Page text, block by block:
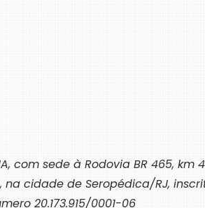
com sede à Rodovia BR 465,
na cidade de Seropédica/RJ,
20.173.915/0001-06